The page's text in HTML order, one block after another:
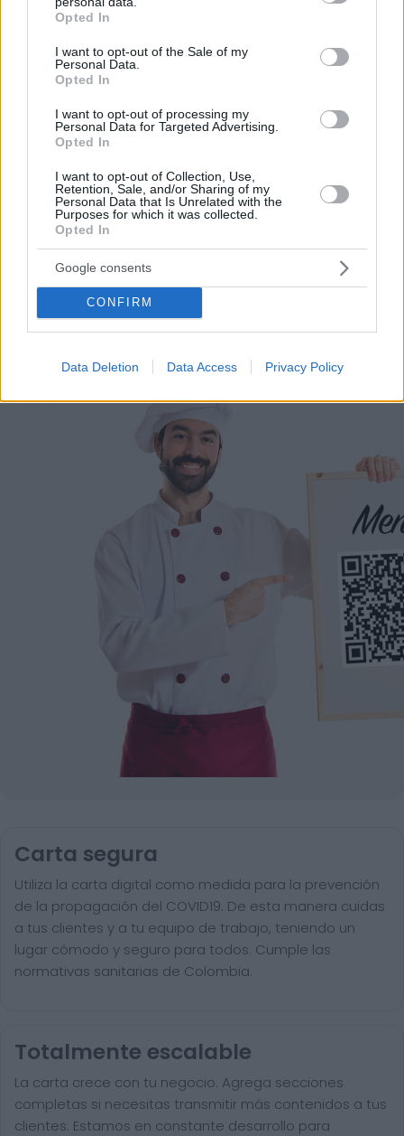
grant or deny consent to Google and its third-party tags to
use your data for below specified purposes in below Google
consent section.
Opted In
I want to opt-out of the Sale of my
Personal Data.
Opted In
I want to opt-out of processing my
Personal Data for Targeted Advertising.
Opted In
I want to opt-out of Collection, Use,
Retention, Sale, and/or Sharing of my
Personal Data that Is Unrelated with the
Purposes for which it was collected.
Opted In
Google consents
CONFIRM
Data Deletion Data Access Privacy Policy
puedas gestionarla, pero podemos ayudarte en
marketing gastronómico y diseño te
acompañaran en el proceso.
Por eso hemos diseñado un sistema capaz de
ayudar a tu negocio a adaptarse a las
circunstancias actuales que nuestro país está
viviendo. Contamos con una carta de servicios
que pueden ayudarte a aminorar las cargas de
trabajo en tu negocio o empresa para que
puedas ofrecer a tus clientes la seguridad y el
apoyo que merecen. Llega la transformación
digital para quedarse. Menú digital QR para el
Carta segura
Utiliza la carta digital como medida para la prevención
de la propagación del COVID19. De esta manera cuidas
a tus clientes y a tu equipo de trabajo, teniendo un
lugar cómodo y seguro para todos. Cumple las
normativas sanitarias de Colombia.
Totalmente escalable
La carta crece con tu negocio. Agrega secciones
completas si necesitas transmitir más contenidos a tus
clientes. Estamos en constante desarrollo para